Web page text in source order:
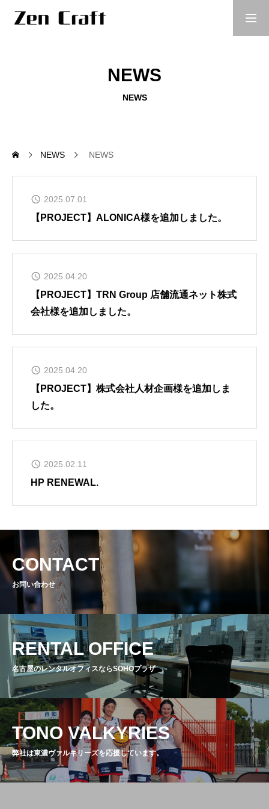
DESIGN GALLERY
PROJECT
TOPICS
CONTACT
プライバシーポリシー
NEWS
NEWS
NEWS NEWS
2025.07.01
【PROJECT】ALONICA様を追加しました。
2025.04.20
【PROJECT】TRN Group 店舗流通ネット株式
会社様を追加しました。
2025.04.20
【PROJECT】株式会社人材企画様を追加しま
した。
2025.02.11
HP RENEWAL.
CONTACT
お問い合わせ
RENTAL OFFICE
名古屋のレンタルオフィスならSOHOプラザ
TONO VALKYRIES
弊社は東濃ヴァルキリーズを応援しています。